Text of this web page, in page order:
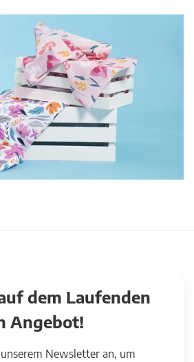
dem Laufenden
Angebot!
Newsletter an, um